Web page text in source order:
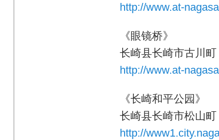
http://www.at-
《眼镜桥》
长崎县长崎市古川町
http://www.at-
《长崎和平公园》
长崎县长崎市松山町
http://